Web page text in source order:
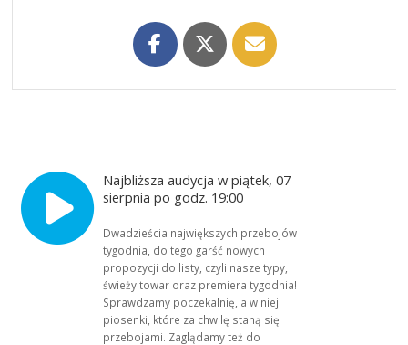
Najbliższa audycja w piątek, 07
sierpnia po godz. 19:00
Dwadzieścia największych przebojów
tygodnia, do tego garść nowych
propozycji do listy, czyli nasze typy,
świeży towar oraz premiera tygodnia!
Sprawdzamy poczekalnię, a w niej
piosenki, które za chwilę staną się
przebojami. Zaglądamy też do